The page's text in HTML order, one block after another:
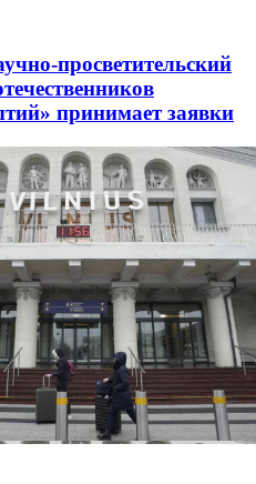
просветительский
принимает заявки